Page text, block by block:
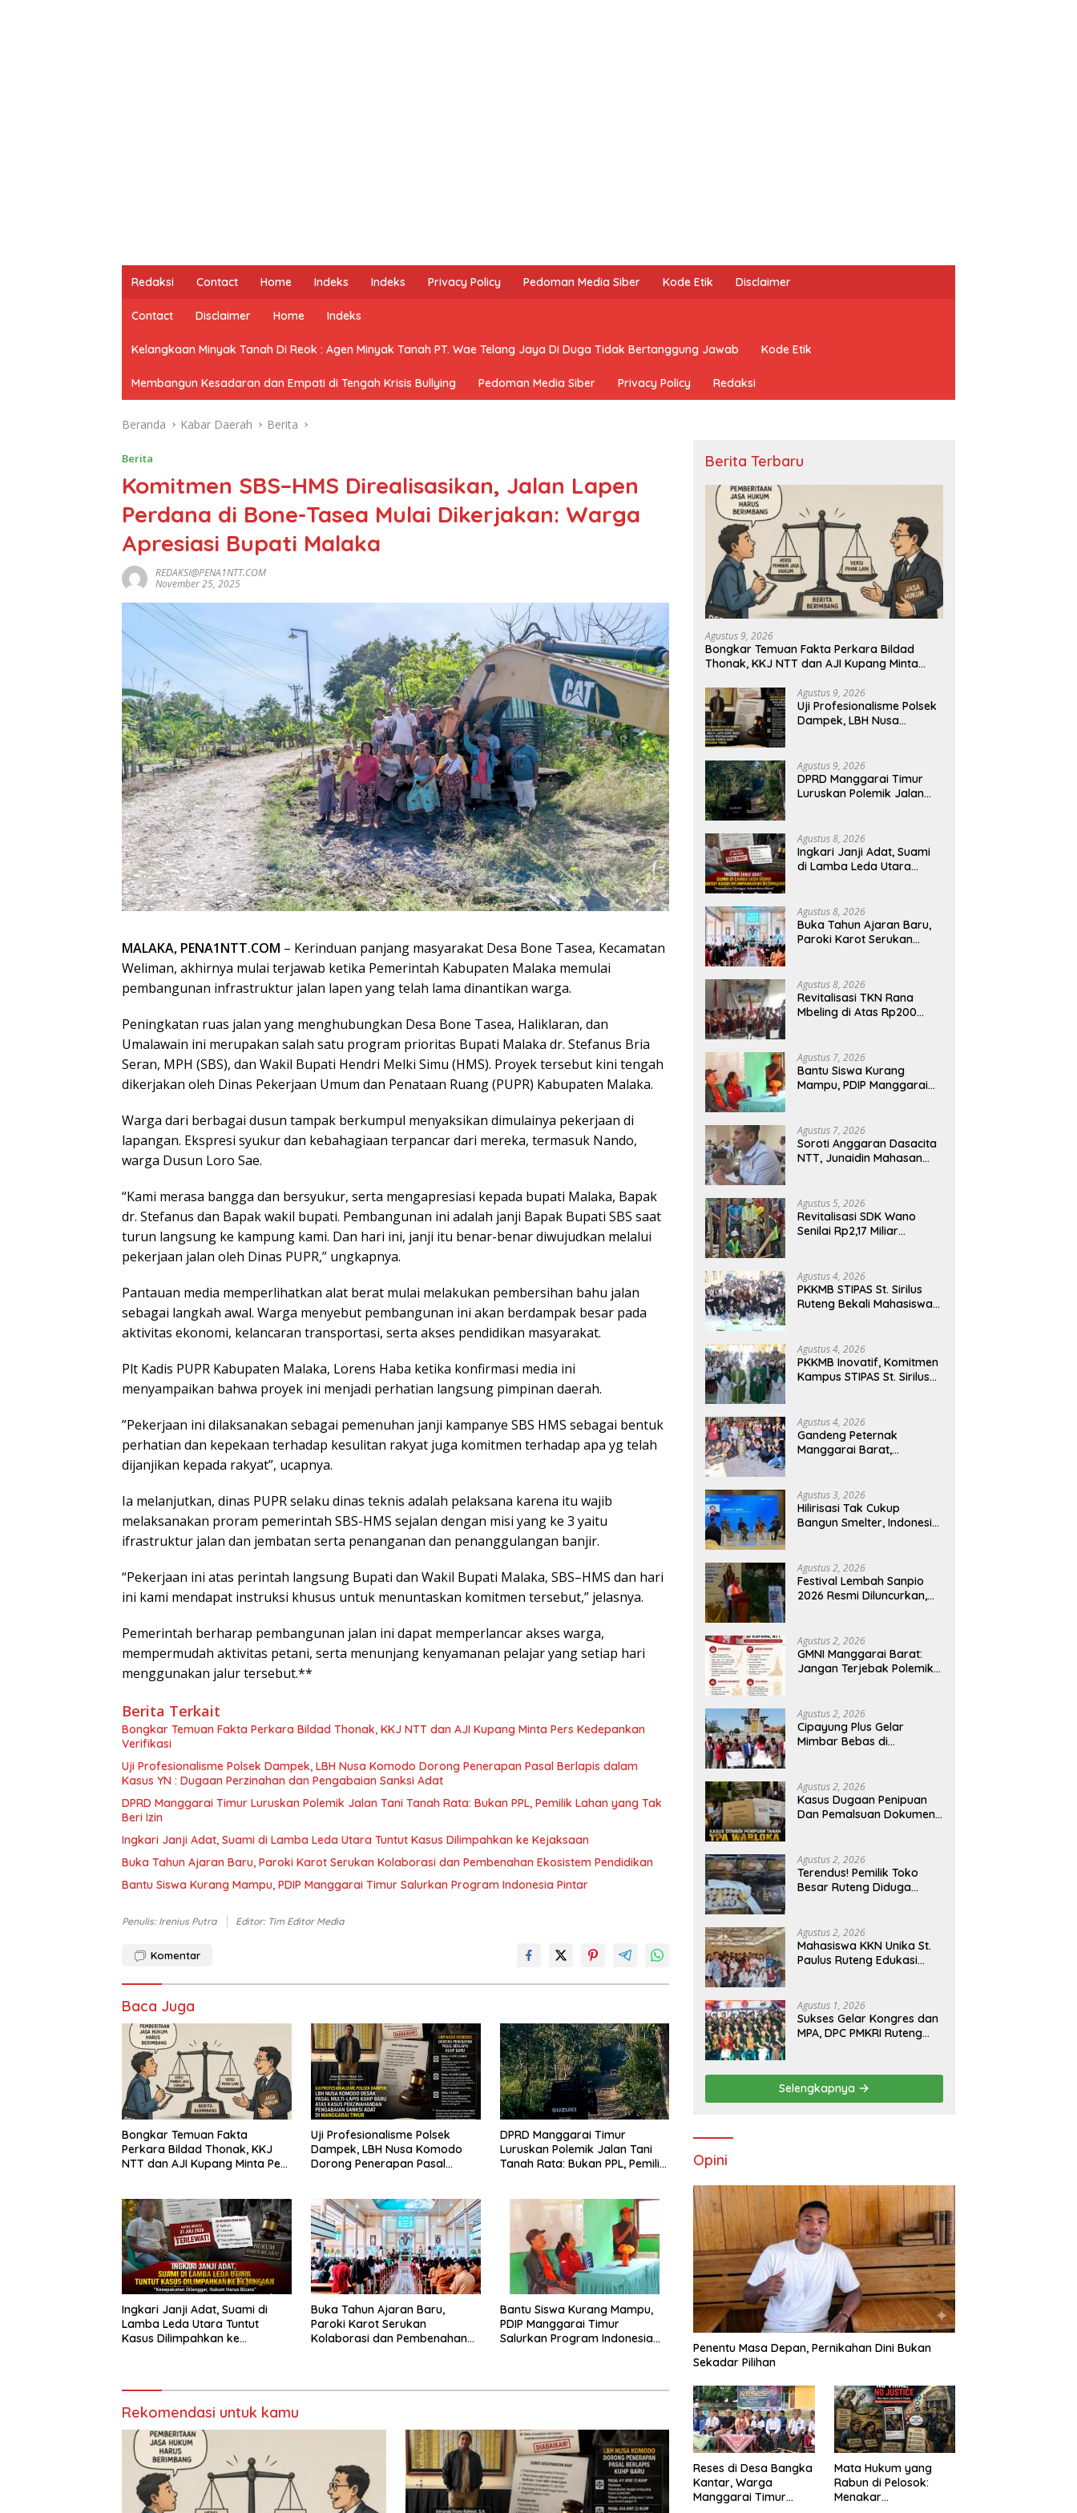
Redaksi Contact Home Indeks Indeks Privacy Policy Pedoman Media Siber Kode Etik Disclaimer
Contact Disclaimer Home Indeks
Kelangkaan Minyak Tanah Di Reok : Agen Minyak Tanah PT. Wae Telang Jaya Di Duga Tidak Bertanggung Jawab Kode Etik
Membangun Kesadaran dan Empati di Tengah Krisis Bullying Pedoman Media Siber Privacy Policy Redaksi
Beranda Kabar Daerah Berita
Berita
Komitmen SBS–HMS Direalisasikan, Jalan Lapen
Perdana di Bone-Tasea Mulai Dikerjakan: Warga
Apresiasi Bupati Malaka
REDAKSI@PENA1NTT.COM
November 25, 2025
MALAKA, PENA1NTT.COM – Kerinduan panjang masyarakat Desa Bone Tasea, Kecamatan
Weliman, akhirnya mulai terjawab ketika Pemerintah Kabupaten Malaka memulai
pembangunan infrastruktur jalan lapen yang telah lama dinantikan warga.
Peningkatan ruas jalan yang menghubungkan Desa Bone Tasea, Haliklaran, dan
Umalawain ini merupakan salah satu program prioritas Bupati Malaka dr. Stefanus Bria
Seran, MPH (SBS), dan Wakil Bupati Hendri Melki Simu (HMS). Proyek tersebut kini tengah
dikerjakan oleh Dinas Pekerjaan Umum dan Penataan Ruang (PUPR) Kabupaten Malaka.
Warga dari berbagai dusun tampak berkumpul menyaksikan dimulainya pekerjaan di
lapangan. Ekspresi syukur dan kebahagiaan terpancar dari mereka, termasuk Nando,
warga Dusun Loro Sae.
“Kami merasa bangga dan bersyukur, serta mengapresiasi kepada bupati Malaka, Bapak
dr. Stefanus dan Bapak wakil bupati. Pembangunan ini adalah janji Bapak Bupati SBS saat
turun langsung ke kampung kami. Dan hari ini, janji itu benar-benar diwujudkan melalui
pekerjaan jalan oleh Dinas PUPR,” ungkapnya.
Pantauan media memperlihatkan alat berat mulai melakukan pembersihan bahu jalan
sebagai langkah awal. Warga menyebut pembangunan ini akan berdampak besar pada
aktivitas ekonomi, kelancaran transportasi, serta akses pendidikan masyarakat.
Plt Kadis PUPR Kabupaten Malaka, Lorens Haba ketika konfirmasi media ini
menyampaikan bahwa proyek ini menjadi perhatian langsung pimpinan daerah.
”Pekerjaan ini dilaksanakan sebagai pemenuhan janji kampanye SBS HMS sebagai bentuk
perhatian dan kepekaan terhadap kesulitan rakyat juga komitmen terhadap apa yg telah
dijanjikan kepada rakyat”, ucapnya.
Ia melanjutkan, dinas PUPR selaku dinas teknis adalah pelaksana karena itu wajib
melaksanakan proram pemerintah SBS-HMS sejalan dengan misi yang ke 3 yaitu
ifrastruktur jalan dan jembatan serta penanganan dan penanggulangan banjir.
“Pekerjaan ini atas perintah langsung Bupati dan Wakil Bupati Malaka, SBS–HMS dan hari
ini kami mendapat instruksi khusus untuk menuntaskan komitmen tersebut,” jelasnya.
Pemerintah berharap pembangunan jalan ini dapat memperlancar akses warga,
mempermudah aktivitas petani, serta menunjang kenyamanan pelajar yang setiap hari
menggunakan jalur tersebut.**
Berita Terkait
Bongkar Temuan Fakta Perkara Bildad Thonak, KKJ NTT dan AJI Kupang Minta Pers Kedepankan
Verifikasi
Uji Profesionalisme Polsek Dampek, LBH Nusa Komodo Dorong Penerapan Pasal Berlapis dalam
Kasus YN : Dugaan Perzinahan dan Pengabaian Sanksi Adat
DPRD Manggarai Timur Luruskan Polemik Jalan Tani Tanah Rata: Bukan PPL, Pemilik Lahan yang Tak
Beri Izin
Ingkari Janji Adat, Suami di Lamba Leda Utara Tuntut Kasus Dilimpahkan ke Kejaksaan
Buka Tahun Ajaran Baru, Paroki Karot Serukan Kolaborasi dan Pembenahan Ekosistem Pendidikan
Bantu Siswa Kurang Mampu, PDIP Manggarai Timur Salurkan Program Indonesia Pintar
Penulis: Irenius Putra Editor: Tim Editor Media
Komentar
Baca Juga
Bongkar Temuan Fakta
Perkara Bildad Thonak, KKJ
NTT dan AJI Kupang Minta Pers
Uji Profesionalisme Polsek
Dampek, LBH Nusa Komodo
Dorong Penerapan Pasal
Pengabaian Sanksi Adat
DPRD Manggarai Timur
Luruskan Polemik Jalan Tani
Tanah Rata: Bukan PPL, Pemilik
Ingkari Janji Adat, Suami di
Lamba Leda Utara Tuntut
Kasus Dilimpahkan ke
Buka Tahun Ajaran Baru,
Paroki Karot Serukan
Kolaborasi dan Pembenahan
Bantu Siswa Kurang Mampu,
PDIP Manggarai Timur
Salurkan Program Indonesia
Rekomendasi untuk kamu
Berita Terbaru
Agustus 9, 2026
Bongkar Temuan Fakta Perkara Bildad
Thonak, KKJ NTT dan AJI Kupang Minta
Agustus 9, 2026
Uji Profesionalisme Polsek
Dampek, LBH Nusa
dalam Kasus YN : Dugaan
Perzinahan dan
Pengabaian Sanksi Adat
Agustus 9, 2026
DPRD Manggarai Timur
Luruskan Polemik Jalan
Tak Beri Izin
Agustus 8, 2026
Ingkari Janji Adat, Suami
di Lamba Leda Utara
Agustus 8, 2026
Buka Tahun Ajaran Baru,
Paroki Karot Serukan
Pendidikan
Agustus 8, 2026
Revitalisasi TKN Rana
Mbeling di Atas Rp200
Desa
Agustus 7, 2026
Bantu Siswa Kurang
Mampu, PDIP Manggarai
Agustus 7, 2026
Soroti Anggaran Dasacita
NTT, Junaidin Mahasan
Dasar Peserta Didik
Agustus 5, 2026
Revitalisasi SDK Wano
Senilai Rp2,17 Miliar
Pendidikan di Manggarai
Timur
Agustus 4, 2026
PKKMB STIPAS St. Sirilus
Ruteng Bekali Mahasiswa
Organisasi
Agustus 4, 2026
PKKMB Inovatif, Komitmen
Kampus STIPAS St. Sirilus
Agustus 4, 2026
Gandeng Peternak
Manggarai Barat,
Pakan Fermentasi
Agustus 3, 2026
Hilirisasi Tak Cukup
Bangun Smelter, Indonesia
Agustus 2, 2026
Festival Lembah Sanpio
2026 Resmi Diluncurkan,
untuk Dukung Generasi
Berkarakter
Agustus 2, 2026
GMNI Manggarai Barat:
Jangan Terjebak Polemik
Berdampak bagi Rakyat
Agustus 2, 2026
Cipayung Plus Gelar
Mimbar Bebas di
Penyematan Gelar “Raja
Timor” kepada Jokowi
Agustus 2, 2026
Kasus Dugaan Penipuan
Dan Pemalsuan Dokumen
Gelar Perkara,
Penyelidikan Polres
Manggarai Barat
Agustus 2, 2026
Terendus! Pemilik Toko
Besar Ruteng Diduga
Flores
Agustus 2, 2026
Mahasiswa KKN Unika St.
Paulus Ruteng Edukasi
Galong, Kota Komba
Utara
Agustus 1, 2026
Sukses Gelar Kongres dan
MPA, DPC PMKRI Ruteng
Selengkapnya
Opini
Penentu Masa Depan, Pernikahan Dini Bukan
Sekadar Pilihan
Reses di Desa Bangka
Kantar, Warga
Manggarai Timur
Mata Hukum yang
Rabun di Pelosok:
Menakar